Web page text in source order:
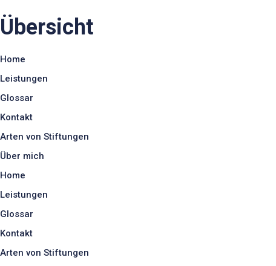
Übersicht
Home
Leistungen
Glossar
Kontakt
Arten von Stiftungen
Über mich
Home
Leistungen
Glossar
Kontakt
Arten von Stiftungen